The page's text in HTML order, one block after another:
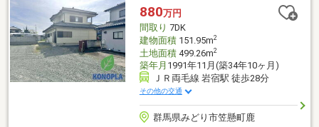
880万円
間取り 7DK
建物面積151.95m2
土地面積499.26m2
築年月 1991年11月(築34年10ヶ月)
ＪＲ両毛線 岩宿駅 徒歩28分
その他の交通
群馬県みどり市笠懸町鹿